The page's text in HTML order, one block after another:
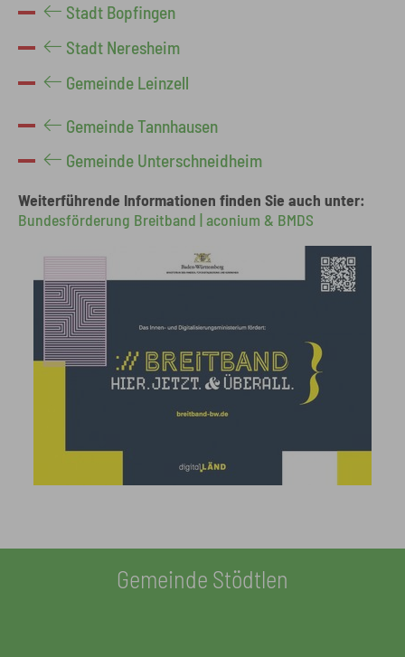
Stadt Bopfingen
Stadt Neresheim
Gemeinde Leinzell
Gemeinde Tannhausen
Gemeinde Unterschneidheim
Weiterführende Informationen finden Sie auch unter:
Bundesförderung Breitband | aconium & BMDS
Gemeinde Stödtlen